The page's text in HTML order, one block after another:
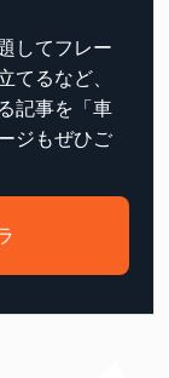
してフレー
てるなど、
記事を「車
ジもぜひご